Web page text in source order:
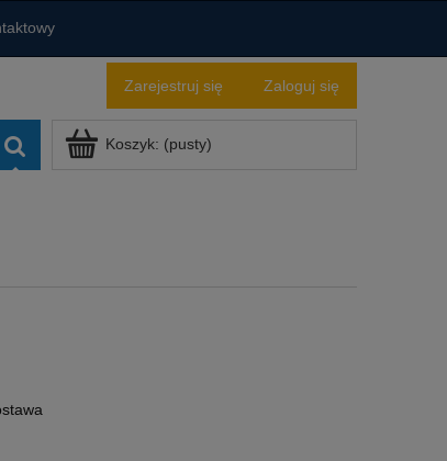
Zarejestruj się Zaloguj się
Koszyk: (pusty)